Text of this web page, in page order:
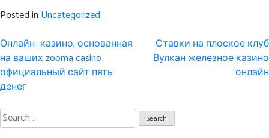
Posted in Uncategorized
Post
navigation
Онлайн -казино, основанная
на ваших zooma casino
официальный сайт пять
денег
Ставки на плоское клуб
Вулкан железное казино
онлайн
Search
for: